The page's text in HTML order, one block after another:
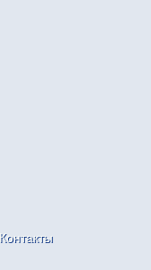
Контакты